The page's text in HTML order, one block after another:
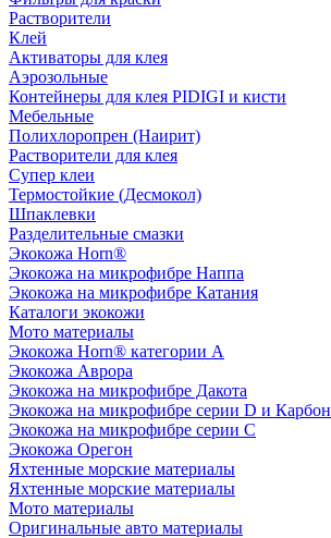
Растворители
Клей
Активаторы для клея
Аэрозольные
Контейнеры для клея PIDIGI и кисти
Мебельные
Полихлоропрен (Наирит)
Растворители для клея
Супер клеи
Термостойкие (Десмокол)
Шпаклевки
Разделительные смазки
Экокожа Horn®
Экокожа на микрофибре Наппа
Экокожа на микрофибре Катания
Каталоги экокожи
Мото материалы
Экокожа Horn® категории A
Экокожа Аврора
Экокожа на микрофибре Дакота
Экокожа на микрофибре серии D и Карбон
Экокожа на микрофибре серии С
Экокожа Орегон
Яхтенные морские материалы
Яхтенные морские материалы
Мото материалы
Оригинальные авто материалы